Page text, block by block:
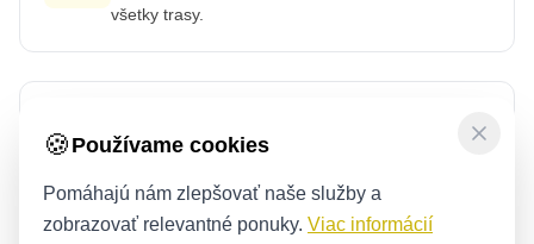
všetky trasy.
Spoľahlivé sťahovanie bytov a rodinných domov.
🍪 Používame cookies
Pomáhajú nám zlepšovať naše služby a
zobrazovať relevantné ponuky. Viac informácií